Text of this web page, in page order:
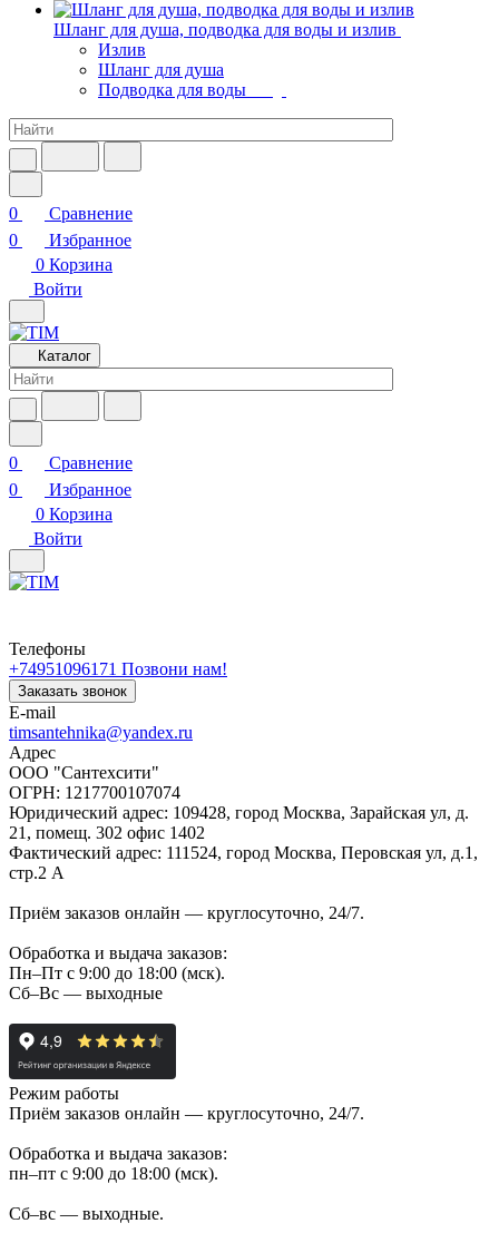
Шланг для душа, подводка для воды и излив
Излив
Шланг для душа
Подводка для воды
0
Сравнение
0
Избранное
0 Корзина
Войти
Каталог
0
Сравнение
0
Избранное
0 Корзина
Войти
Телефоны
+74951096171 Позвони нам!
Заказать звонок
E-mail
timsantehnika@yandex.ru
Адрес
ООО "Сантехсити"
ОГРН: 1217700107074
Юридический адрес: 109428, город Москва, Зарайская ул, д.
21, помещ. 302 офис 1402
Фактический адрес: 111524, город Москва, Перовская ул, д.1,
стр.2 А
Приём заказов онлайн — круглосуточно, 24/7.
Обработка и выдача заказов:
Пн–Пт с 9:00 до 18:00 (мск).
Сб–Вс — выходные
Режим работы
Приём заказов онлайн — круглосуточно, 24/7.
Обработка и выдача заказов:
пн–пт с 9:00 до 18:00 (мск).
Сб–вс — выходные.